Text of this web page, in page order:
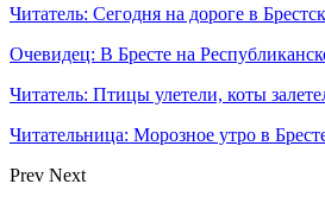
Читатель: Сегодня на дороге в
Очевидец: В Бресте на
Читатель: Птицы улетели, коты
Читательница: Морозное утро в
Prev Next